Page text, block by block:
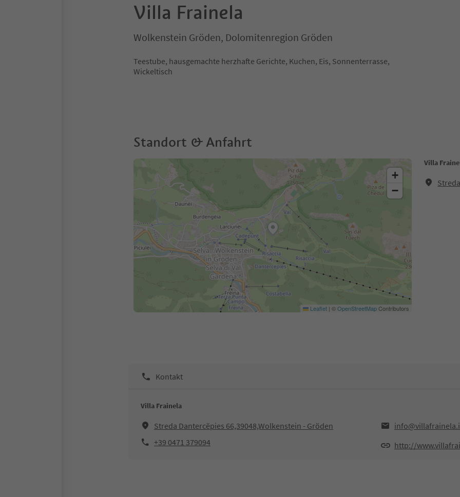
Villa Frainela
Wolkenstein Gröden, Dolomitenregion Gröden
Teestube, hausgemachte herzhafte Gerichte, Kuchen, Eis, Sonnenterrasse,
Wickeltisch
Standort & Anfahrt
Villa
+
−
Leaflet | ©OpenStreetMapContributors
Kontakt
Villa Frainela
Streda Dantercëpies 66,39048,Wolkenstein - Gröden
+39 0471 379094
http://